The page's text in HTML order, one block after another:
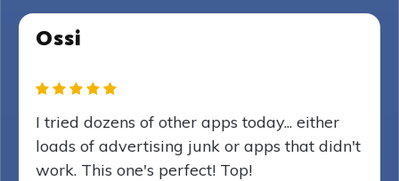
Ossi
I tried dozens of other apps today... either
loads of advertising junk or apps that didn't
work. This one's perfect! Top!